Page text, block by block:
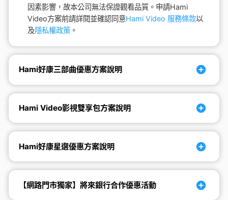
因素影響，故本公司無法保證觀看品質。申請Hami
Video方案前請詳閱並確認同意Hami Video 服務條款以
及隱私權政策 。
Hami好康三部曲優惠方案說明
Hami Video影視雙享包方案說明
Hami好康星選優惠方案說明
【網路門市獨家】將來銀行合作優惠活動